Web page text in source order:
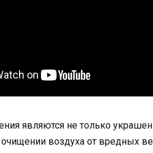
являются не только
воздуха от вредных